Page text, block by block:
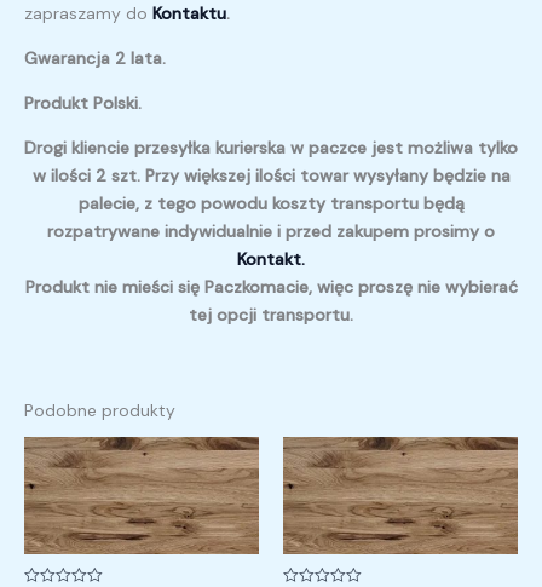
zapraszamy do Kontaktu.
Gwarancja 2 lata.
Produkt Polski.
Drogi kliencie przesyłka kurierska w paczce jest możliwa tylko
w ilości 2 szt. Przy większej ilości towar wysyłany będzie na
palecie, z tego powodu koszty transportu będą
rozpatrywane indywidualnie i przed zakupem prosimy o
Kontakt.
Produkt nie mieści się Paczkomacie, więc proszę nie wybierać
tej opcji transportu.
Podobne produkty